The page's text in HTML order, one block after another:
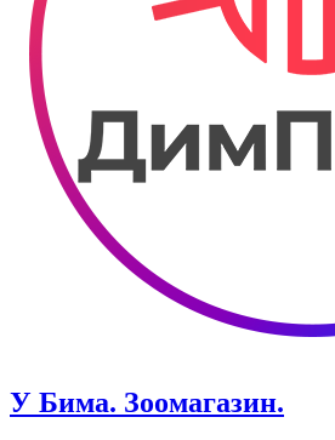
У Бима. Зоомагазин.